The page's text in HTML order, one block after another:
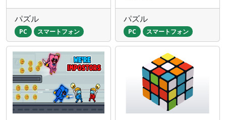
パズル
PC スマートフォン
パズル
PC スマートフォン